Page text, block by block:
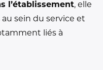
l’établissement, elle
sein du service et
liés à